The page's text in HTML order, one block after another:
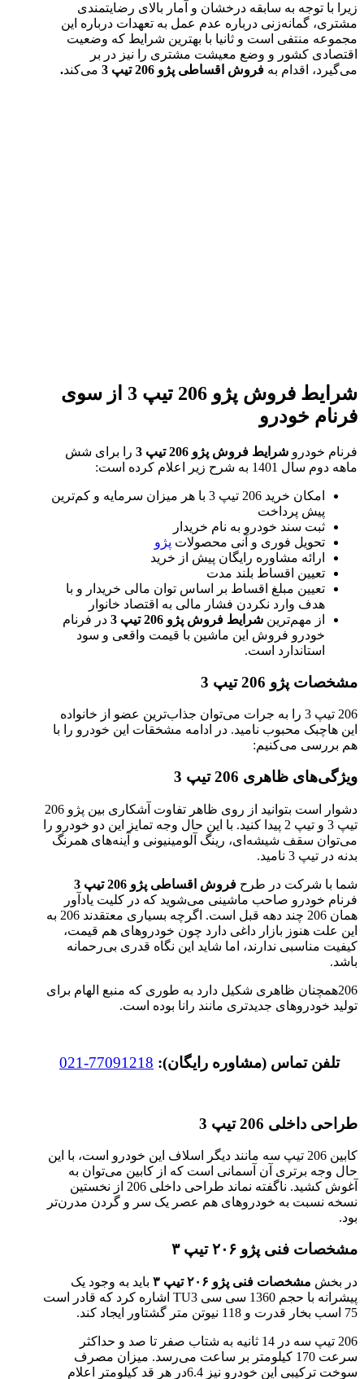
زیرا با توجه به سابقه درخشان و آمار بالای رضایتمندی
مشتری، گمانه‌زنی درباره عدم عمل به تعهدات درباره این
مجموعه منتفی است و ثانیا با بهترین شرایط که وضعیت
اقتصادی کشور و وضع معیشت مشتری را نیز در بر
می‌گیرد، اقدام به فروش اقساطی پژو 206 تیپ 3 می‌کند.
شرایط فروش پژو 206 تیپ 3 از سوی
فرنام خودرو
فرنام خودرو شرایط فروش پژو 206 تیپ 3
را برای شش
ماهه دوم سال 1401 به شرح زیر اعلام کرده است:
امکان خرید 206 تیپ 3 با هر میزان سرمایه و کم‌ترین
پیش پرداخت
ثبت سند خودرو به نام خریدار
تحویل فوری و آنی محصولات پژو
ارائه مشاوره رایگان پیش از خرید
تعیین اقساط بلند مدت
تعیین مبلغ اقساط بر اساس توان مالی خریدار و با
هدف وارد نکردن فشار مالی به اقتصاد خانوار
از مهم‌ترین شرایط فروش پژو 206 تیپ 3
در فرنام
خودرو فروش این ماشین با قیمت واقعی و سود
استاندارد است.
مشخصات پژو 206 تیپ 3
206 تیپ 3 را به جرات می‌توان جذاب‌ترین عضو از خانواده
این هاچبک محبوب نامید. در ادامه مشخقات این خودرو را با
هم بررسی می‌کنیم:
ویژگی‌های ظاهری 206 تیپ 3
دشوار است بتوانید از روی ظاهر تفاوت آشکاری بین پژو 206
تیپ 3 و تیپ 2 پیدا کنید. با این حال وجه تمایز این دو خودرو را
می‌توان سقف شیشه‌ای، رینگ آلومینیونی و آینه‌های همرنگ
بدنه در تیپ 3 نامید.
شما با شرکت در طرح فروش اقساطی پژو 206 تیپ 3
فرنام خودرو صاحب ماشینی می‌شوید که در کلیت یادآور
همان 206 چند دهه قبل است. اگرچه بسیاری معتقدند 206 به
این علت هنوز بازار داغی دارد چون خودروهای هم قیمت،
کیفیت مناسبی ندارند، اما شاید این نگاه قدری بی‌رحمانه
باشد.
206همچنان ظاهری شکیل دارد به طوری که منبع الهام برای
تولید خودروهای جدیدتری مانند رانا بوده است.
تلفن تماس (مشاوره رایگان): 77091218-021
طراحی داخلی 206 تیپ 3
کابین 206 تیپ سه مانند دیگر اسلاف این خودرو است، با این
حال وجه برتری آن آسمانی است که از کابین می‌توان به
آغوش کشید. ناگفته نماند طراحی داخلی 206 از نخستین
نسخه نسبت به خودروهای هم عصر یک سر و گردن مدرن‌تر
بود.
مشخصات فنی پژو ۲۰۶ تیپ ۳
در بخش مشخصات فنی پژو ۲۰۶ تیپ ۳
باید به وجود یک
پیشرانه با حجم 1360 سی سی TU3 اشاره کرد که قادر است
75 اسب بخار قدرت و 118 نیوتن متر گشتاور ایجاد کند.
206 تیپ سه در 14 ثانیه به شتاب صفر تا صد و حداکثر
سرعت 170 کیلومتر بر ساعت می‌رسد. میزان مصرف
سوخت ترکیبی این خودرو نیز 6.4در هر قد کیلومتر اعلام